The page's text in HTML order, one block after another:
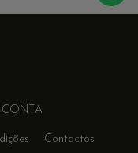
Contactos